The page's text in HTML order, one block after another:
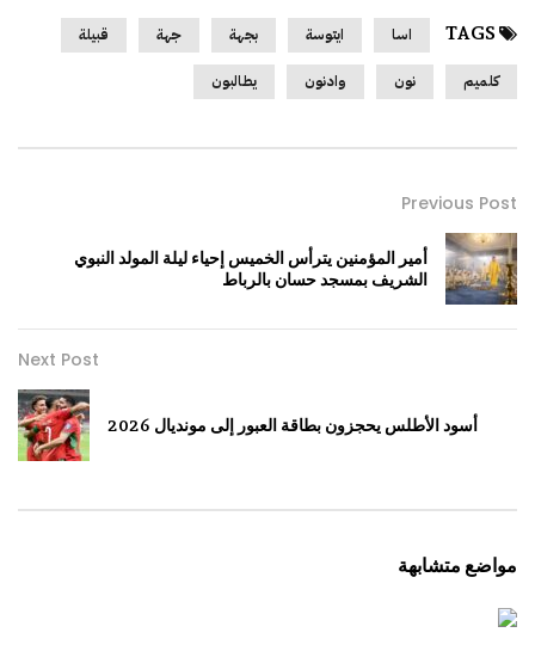
TAGS اسا ايتوسة بجهة جهة قبيلة
كلميم نون وادنون يطالبون
Previous Post
أمير المؤمنين يترأس الخميس إحياء ليلة المولد النبوي
الشريف بمسجد حسان بالرباط
Next Post
أسود الأطلس يحجزون بطاقة العبور إلى مونديال 2026
مواضع متشابهة